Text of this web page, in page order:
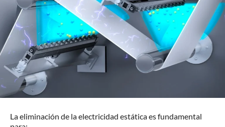
La eliminación de la electricidad estática es fundamental